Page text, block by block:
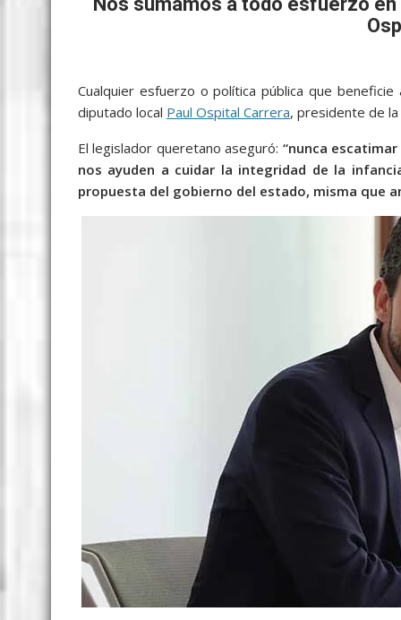
k p er
Cualquier esfuerzo o política pública que
diputado local Paul Ospital Carrera, presidente de la
El legislador queretano aseguró: “nunca
nos ayuden a cuidar la integridad de la
propuesta del gobierno del estado, misma que